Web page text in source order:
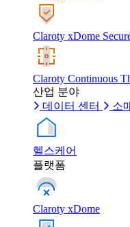
Claroty xDome
Claroty Continuous
산업 분야
데이터 센터
소
헬스케어
플랫폼
Claroty xDome